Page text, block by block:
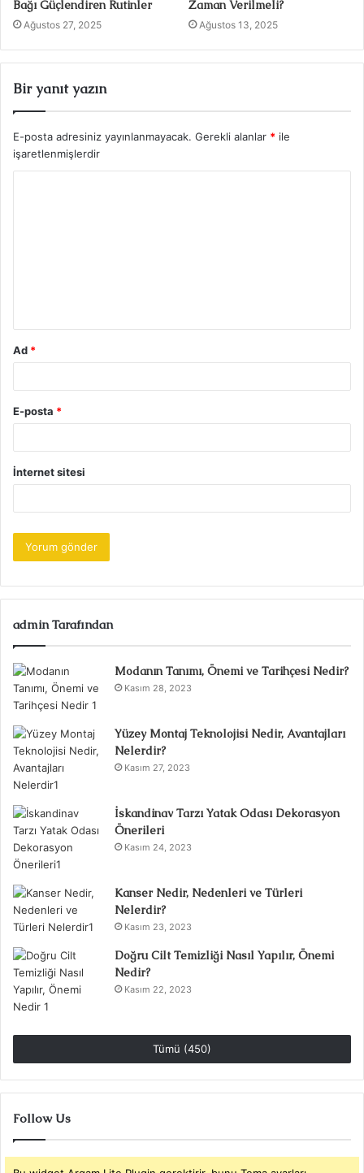
Bağı Güçlendiren Rutinler
Ağustos 27, 2025
Zaman Verilmeli?
Ağustos 13, 2025
Bir yanıt yazın
E-posta adresiniz yayınlanmayacak. Gerekli alanlar * ile
işaretlenmişlerdir
Ad *
E-posta *
İnternet sitesi
admin Tarafından
Modanın Tanımı, Önemi ve Tarihçesi Nedir?
Kasım 28, 2023
Yüzey Montaj Teknolojisi Nedir, Avantajları
Nelerdir?
Kasım 27, 2023
İskandinav Tarzı Yatak Odası Dekorasyon
Önerileri
Kasım 24, 2023
Kanser Nedir, Nedenleri ve Türleri
Nelerdir?
Kasım 23, 2023
Doğru Cilt Temizliği Nasıl Yapılır, Önemi
Nedir?
Kasım 22, 2023
Tümü (450)
Follow Us